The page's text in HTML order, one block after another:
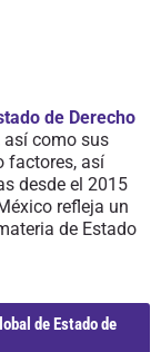
de Derecho
así como sus
factores, así
desde el 2015
refleja un
de Estado
de Estado de